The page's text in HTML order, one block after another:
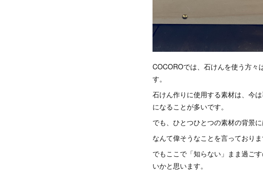
COCOROでは、石けんを使う方々
す。
石けん作りに使用する素材は、今
になることが多いです。
でも、ひとつひとつの素材の背景
なんて偉そうなことを言っており
でもここで「知らない」まま過ご
いかと思います。